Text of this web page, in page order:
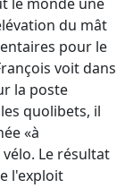
du mât
pour le
voit dans
la poste
quolibets, il
«à
Le résultat
l'exploit